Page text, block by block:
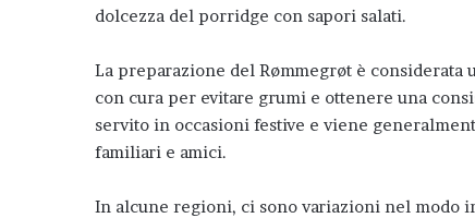
dolcezza del porridge con sapori salati.
La preparazione del Rømmegrøt è
con cura per evitare grumi e ottenere una
servito in occasioni festive e viene
familiari e amici.
In alcune regioni, ci sono variazioni nel modo